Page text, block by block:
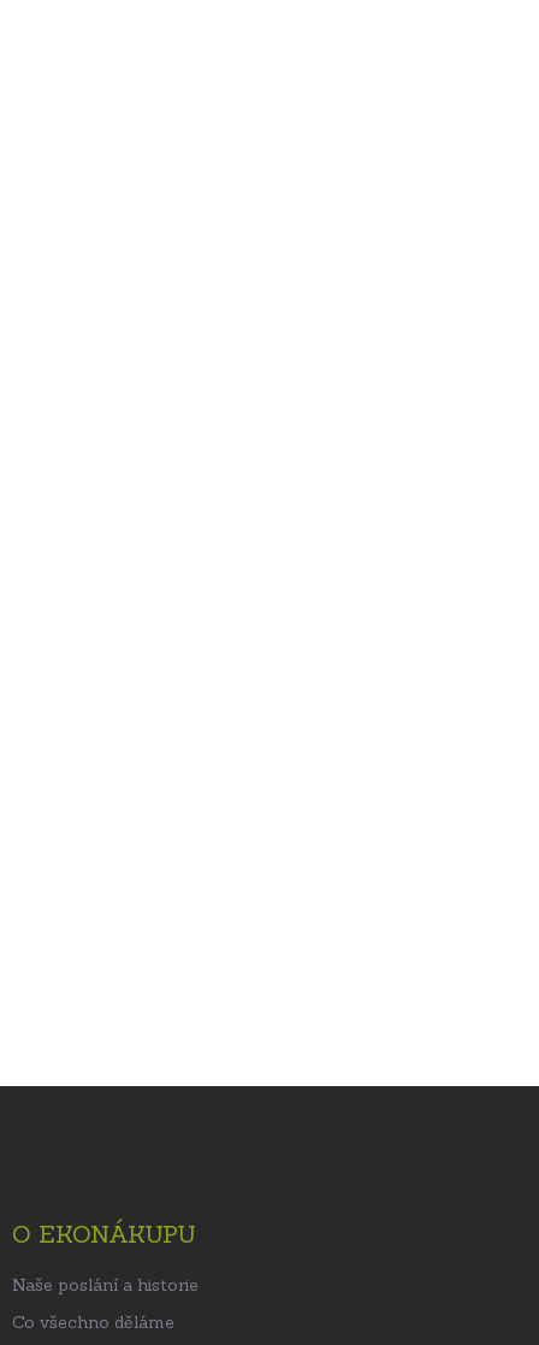
O EKONÁKUPU
Naše poslání a historie
Co všechno děláme